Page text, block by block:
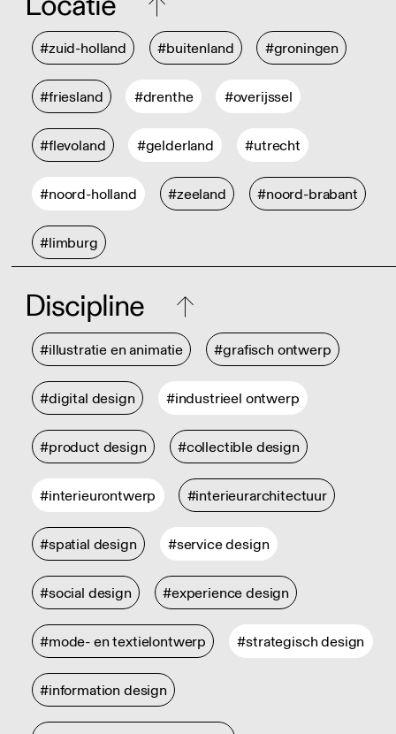
#zuid-holland #buitenland #groningen
#friesland #drenthe #overijssel
#flevoland #gelderland #utrecht
#noord-holland #zeeland #noord-brabant
#limburg
Discipline
#illustratie en animatie #grafisch ontwerp
#digital design #industrieel ontwerp
#product design #collectible design
#interieurontwerp #interieurarchitectuur
#spatial design #service design
#social design #experience design
#mode- en textielontwerp #strategisch design
#information design